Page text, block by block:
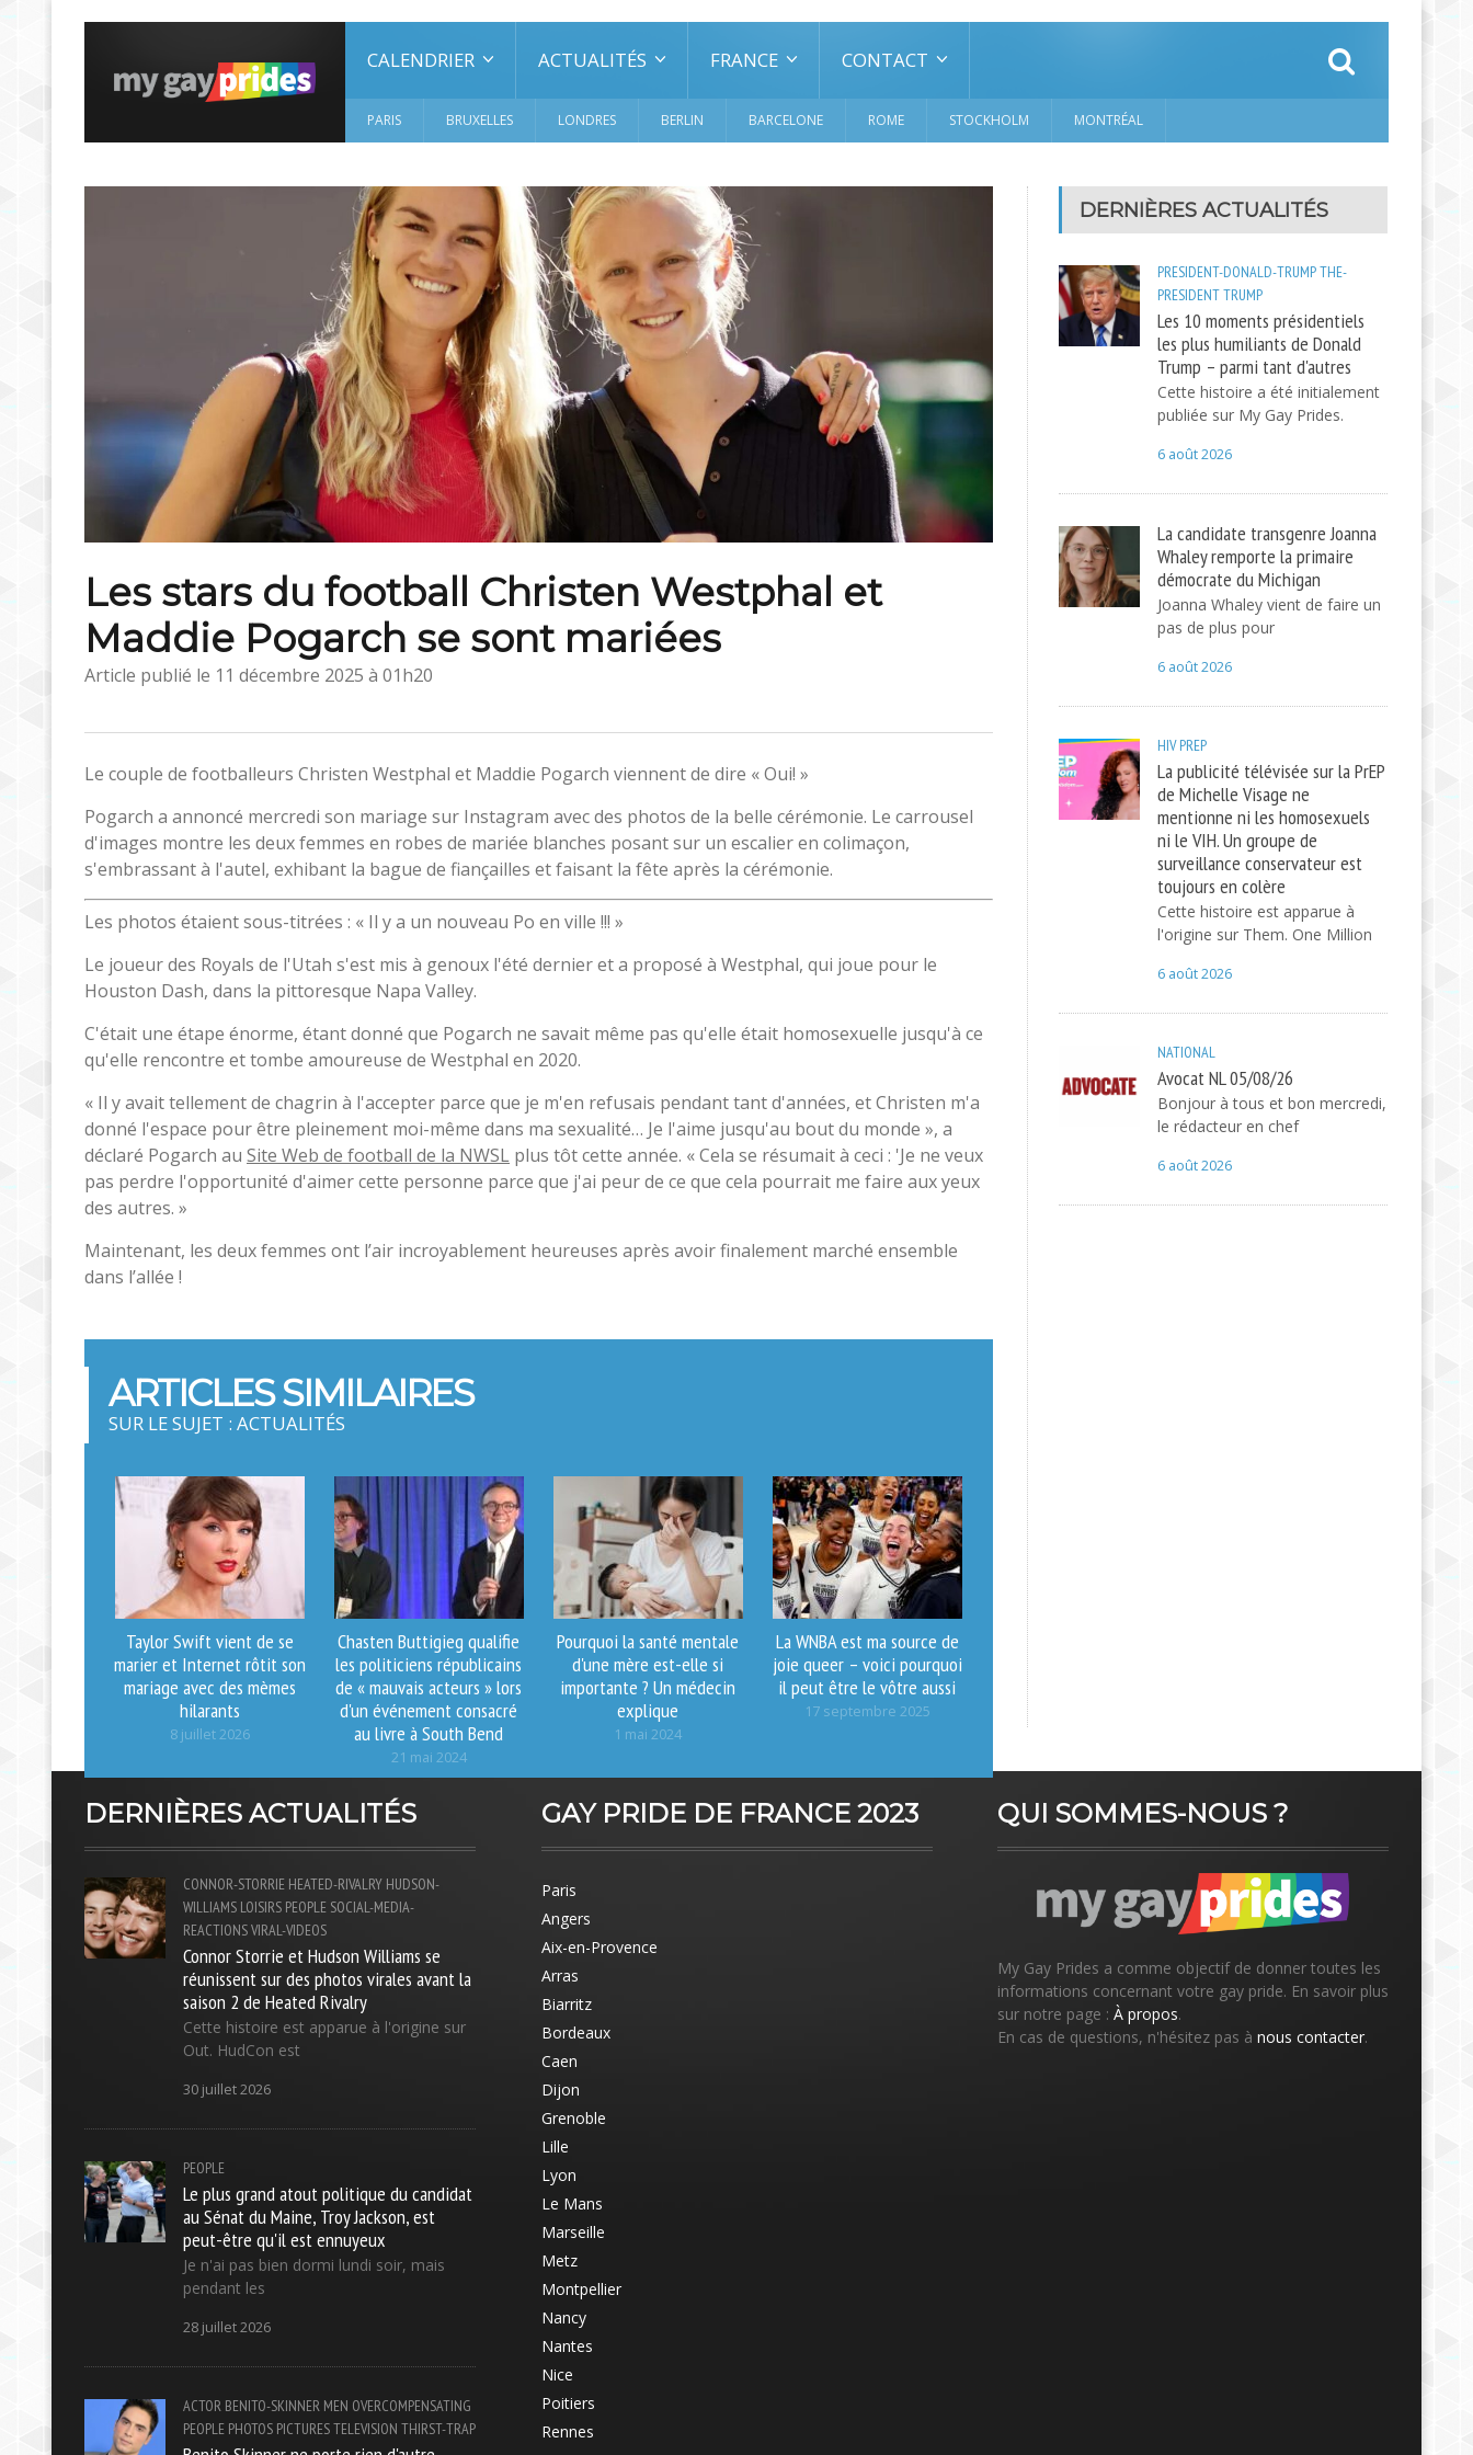
CALENDRIER ACTUALITÉS FRANCE CONTACT
PARIS BRUXELLES LONDRES BERLIN BARCELONE ROME STOCKHOLM MONTRÉAL
Les stars du football Christen Westphal et
Maddie Pogarch se sont mariées
Article publié le 11 décembre 2025 à 01h20
Le couple de footballeurs Christen Westphal et Maddie Pogarch viennent de dire « Oui! »
Pogarch a annoncé mercredi son mariage sur Instagram avec des photos de la belle cérémonie. Le carrousel
d'images montre les deux femmes en robes de mariée blanches posant sur un escalier en colimaçon,
s'embrassant à l'autel, exhibant la bague de fiançailles et faisant la fête après la cérémonie.
Les photos étaient sous-titrées : « Il y a un nouveau Po en ville !!! »
Le joueur des Royals de l'Utah s'est mis à genoux l'été dernier et a proposé à Westphal, qui joue pour le
Houston Dash, dans la pittoresque Napa Valley.
C'était une étape énorme, étant donné que Pogarch ne savait même pas qu'elle était homosexuelle jusqu'à ce
qu'elle rencontre et tombe amoureuse de Westphal en 2020.
« Il y avait tellement de chagrin à l'accepter parce que je m'en refusais pendant tant d'années, et Christen m'a
donné l'espace pour être pleinement moi-même dans ma sexualité… Je l'aime jusqu'au bout du monde », a
déclaré Pogarch au Site Web de football de la NWSL plus tôt cette année. « Cela se résumait à ceci : 'Je ne veux
pas perdre l'opportunité d'aimer cette personne parce que j'ai peur de ce que cela pourrait me faire aux yeux
des autres. »
Maintenant, les deux femmes ont l’air incroyablement heureuses après avoir finalement marché ensemble
dans l’allée !
ARTICLES SIMILAIRES
SUR LE SUJET : ACTUALITÉS
Taylor Swift vient de se
marier et Internet rôtit son
mariage avec des mèmes
hilarants
8 juillet 2026
Chasten Buttigieg qualifie
les politiciens républicains
de « mauvais acteurs » lors
d'un événement consacré
au livre à South Bend
21 mai 2024
Pourquoi la santé mentale
d'une mère est-elle si
importante ? Un médecin
explique
1 mai 2024
La WNBA est ma source de
joie queer – voici pourquoi
il peut être le vôtre aussi
17 septembre 2025
DERNIÈRES ACTUALITÉS
PRESIDENT-DONALD-TRUMPTHE-
PRESIDENTTRUMP
Les 10 moments présidentiels
les plus humiliants de Donald
Trump – parmi tant d'autres
Cette histoire a été initialement
publiée sur My Gay Prides.
6 août 2026
La candidate transgenre Joanna
Whaley remporte la primaire
démocrate du Michigan
Joanna Whaley vient de faire un
pas de plus pour
6 août 2026
HIV PREP
La publicité télévisée sur la PrEP
de Michelle Visage ne
mentionne ni les homosexuels
ni le VIH. Un groupe de
surveillance conservateur est
toujours en colère
Cette histoire est apparue à
l'origine sur Them. One Million
6 août 2026
NATIONAL
Avocat NL 05/08/26
Bonjour à tous et bon mercredi,
le rédacteur en chef
6 août 2026
DERNIÈRES ACTUALITÉS
CONNOR-STORRIE HEATED-RIVALRY HUDSON-
WILLIAMS LOISIRS PEOPLE SOCIAL-MEDIA-
REACTIONSVIRAL-VIDEOS
Connor Storrie et Hudson Williams se
réunissent sur des photos virales avant la
saison 2 de Heated Rivalry
Cette histoire est apparue à l'origine sur
Out. HudCon est
30 juillet 2026
PEOPLE
Le plus grand atout politique du candidat
au Sénat du Maine, Troy Jackson, est
peut-être qu'il est ennuyeux
Je n'ai pas bien dormi lundi soir, mais
pendant les
28 juillet 2026
ACTOR BENITO-SKINNER MEN OVERCOMPENSATING
PEOPLE PHOTOS PICTURESTELEVISION THIRST-TRAP
GAY PRIDE DE FRANCE 2023
Paris
Angers
Aix-en-Provence
Arras
Biarritz
Bordeaux
Caen
Dijon
Grenoble
Lille
Lyon
Le Mans
Marseille
Metz
Montpellier
Nancy
Nantes
Nice
Poitiers
Rennes
QUI SOMMES-NOUS ?
My Gay Prides a comme objectif de donner toutes les
informations concernant votre gay pride. En savoir plus
sur notre page : À propos.
En cas de questions, n'hésitez pas à nous contacter.